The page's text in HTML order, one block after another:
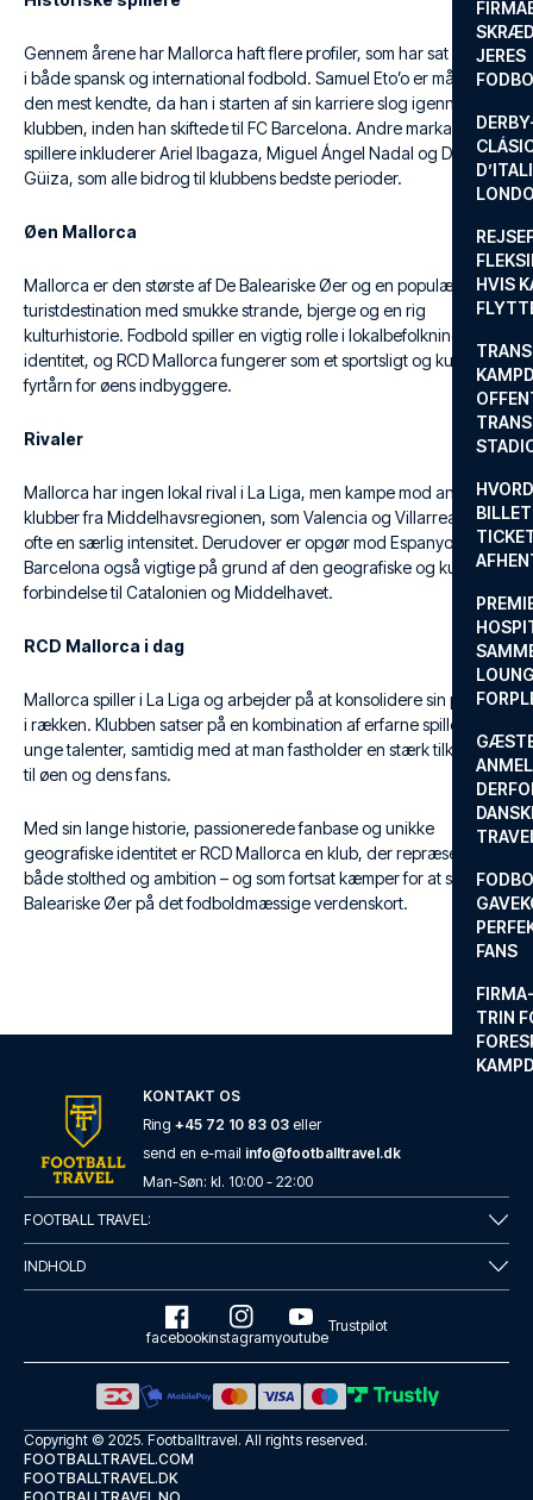
JERES
HVIS
FANS
TRIN
Gennem årene har Mallorca haft flere profiler, som har sat sig spor
i både spansk og international fodbold. Samuel Eto’o er måske
den mest kendte, da han i starten af sin karriere slog igennem i
klubben, inden han skiftede til FC Barcelona. Andre markante
spillere inkluderer Ariel Ibagaza, Miguel Ángel Nadal og Dani
Güiza, som alle bidrog til klubbens bedste perioder.
Øen Mallorca
Mallorca er den største af De Baleariske Øer og en populær
turistdestination med smukke strande, bjerge og en rig
kulturhistorie. Fodbold spiller en vigtig rolle i lokalbefolkningens
identitet, og RCD Mallorca fungerer som et sportsligt og kulturelt
fyrtårn for øens indbyggere.
Rivaler
Mallorca har ingen lokal rival i La Liga, men kampe mod andre
klubber fra Middelhavsregionen, som Valencia og Villarreal, har
ofte en særlig intensitet. Derudover er opgør mod Espanyol og
Barcelona også vigtige på grund af den geografiske og kulturelle
forbindelse til Catalonien og Middelhavet.
RCD Mallorca i dag
Mallorca spiller i La Liga og arbejder på at konsolidere sin position
i rækken. Klubben satser på en kombination af erfarne spillere og
unge talenter, samtidig med at man fastholder en stærk tilknytning
til øen og dens fans.
Med sin lange historie, passionerede fanbase og unikke
geografiske identitet er RCD Mallorca en klub, der repræsenterer
både stolthed og ambition – og som fortsat kæmper for at sætte De
Baleariske Øer på det fodboldmæssige verdenskort.
KONTAKT OS
Ring +45 72 10 83 03 eller
send en e-mail info@footballtravel.dk
Man-Søn: kl. 10:00 - 22:00
FOOTBALL TRAVEL:
INDHOLD
facebookinstagramyoutube
Trustpilot
Copyright © 2025. Footballtravel. All rights reserved.
FOOTBALLTRAVEL.COM
FOOTBALLTRAVEL.DK